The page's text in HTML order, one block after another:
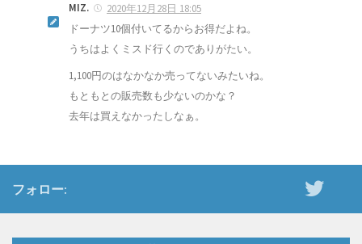
MIZ.
2020年12月28日 18:05
ドーナツ10個付いてるからお得だよね。
うちはよくミスド行くのでありがたい。
1,100円のはなかなか売ってないみたいね。
もともとの販売数も少ないのかな？
去年は買えなかったしなぁ。
フォロー: